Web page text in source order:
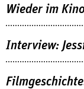
Wieder im
Interview: